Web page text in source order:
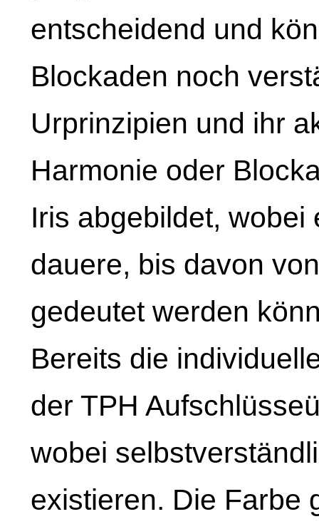
entscheidend und
Blockaden noch
Urprinzipien und ihr
Harmonie oder
Iris abgebildet,
dauere, bis davon
gedeutet werden
Bereits die
der TPH
wobei
existieren. Die Farbe